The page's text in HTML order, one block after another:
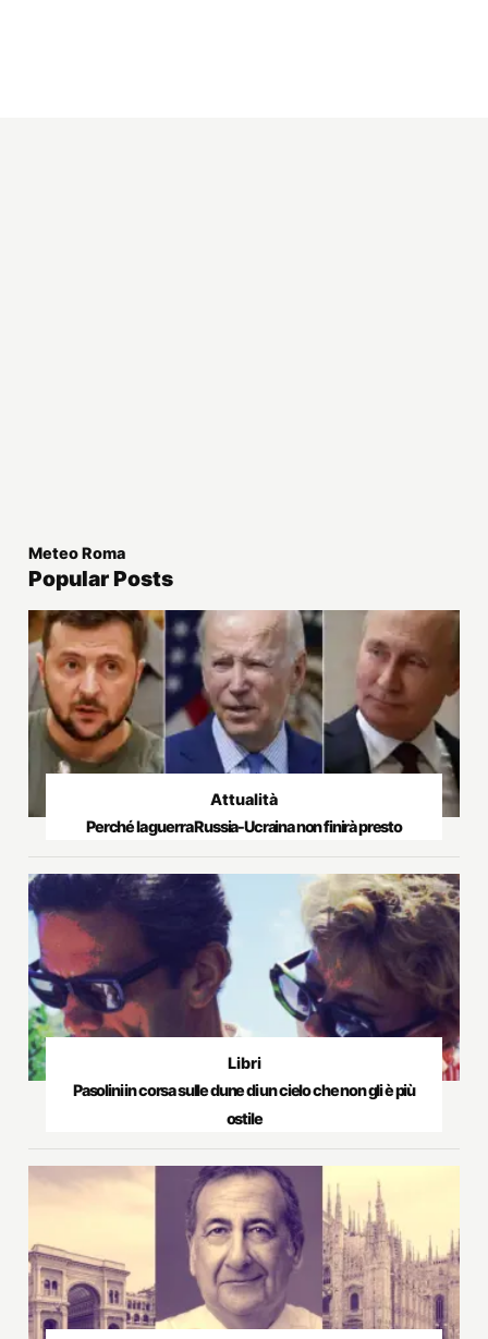
Meteo Roma
Popular Posts
Attualità
Perché la guerra Russia-Ucraina non finirà presto
Libri
Pasolini in corsa sulle dune di un cielo che non gli è più
ostile